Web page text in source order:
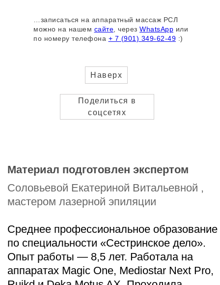
Наверх
…записаться на аппаратный массаж РСЛ
можно на нашем сайте , через WhatsApp или
по номеру телефона + 7 (901) 349-62-49 :)
Поделиться в
соцсетях
Цены
Оборудование
Блог